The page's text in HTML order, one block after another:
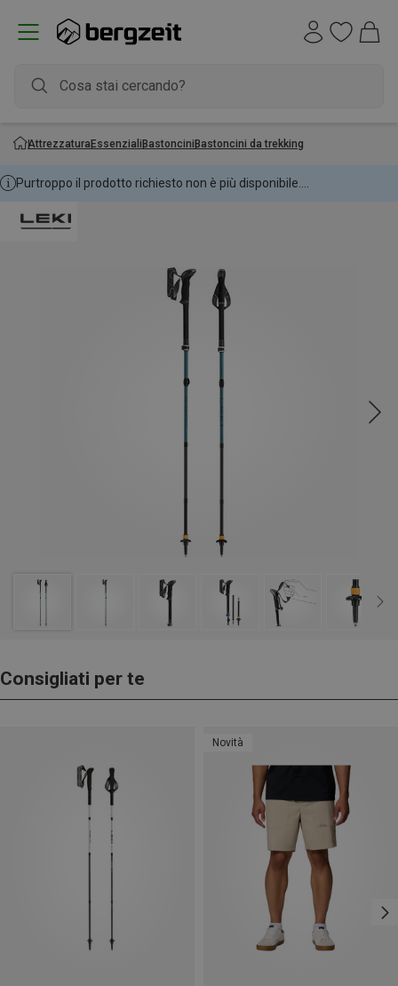
AttrezzaturaEssenzialiBastonciniBastoncini da trekking
Purtroppo il prodotto richiesto non è più disponibile....
Consigliati per te
Novità